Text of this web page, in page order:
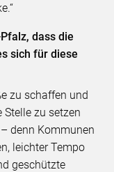
dass die
sich für diese
zu schaffen und
Stelle zu setzen
– denn Kommunen
leichter Tempo
geschützte